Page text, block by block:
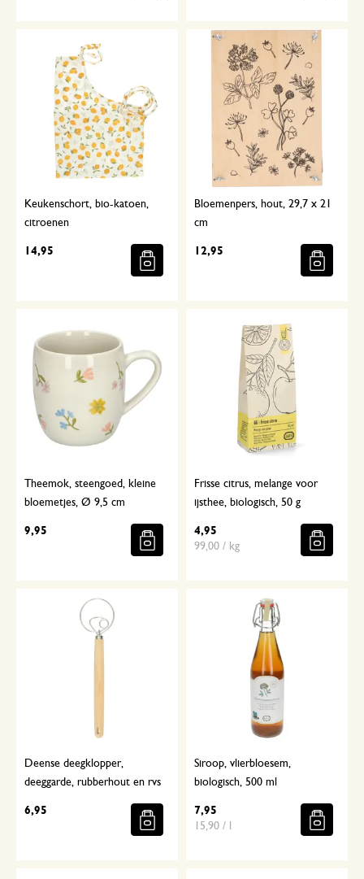
Keukenschort, bio-katoen,
citroenen
14,95
Bloemenpers, hout, 29,7 x 21
cm
12,95
Theemok, steengoed, kleine
bloemetjes, Ø 9,5 cm
9,95
Frisse citrus, melange voor
ijsthee, biologisch, 50 g
4,95
99,00 / kg
Deense deegklopper,
deeggarde, rubberhout en rvs
6,95
Siroop, vlierbloesem,
biologisch, 500 ml
7,95
15,90 / l